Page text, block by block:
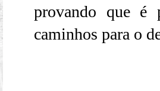
provando que é
caminhos para o